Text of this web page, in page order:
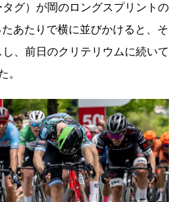
グ）が岡のロングスプリントの
あたりで横に並びかけると、そ
、前日のクリテリウムに続いて
。